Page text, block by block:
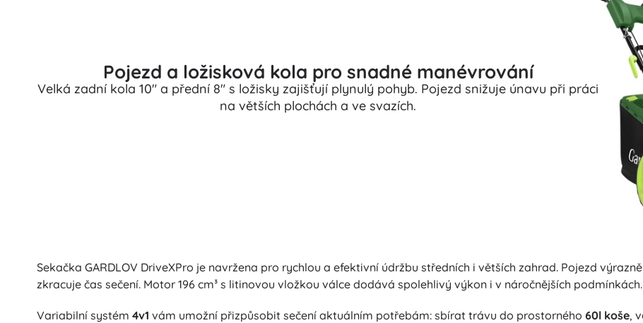
Pojezd a ložisková kola pro snadné manévrování
Velká zadní kola 10" a přední 8" s ložisky zajišťují plynulý pohyb. Pojezd snižuje únavu při práci
na větších plochách a ve svazích.
Sekačka GARDLOV DriveXPro je navržena pro rychlou a efektivní údržbu středních i větších zahrad. Pojezd
zkracuje čas sečení. Motor 196 cm³ s litinovou vložkou válce dodává spolehlivý výkon i v náročnějších podmínkách.
Variabilní systém 4v1 vám umožní přizpůsobit sečení aktuálním potřebám: sbírat trávu do prostorného 60l koše,